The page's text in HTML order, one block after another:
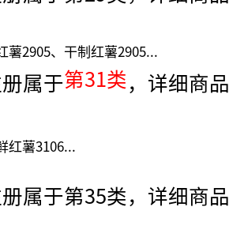
薯2905、干制红薯2905...
属于第31类，详细商品
红薯3106...
属于第35类，详细商品